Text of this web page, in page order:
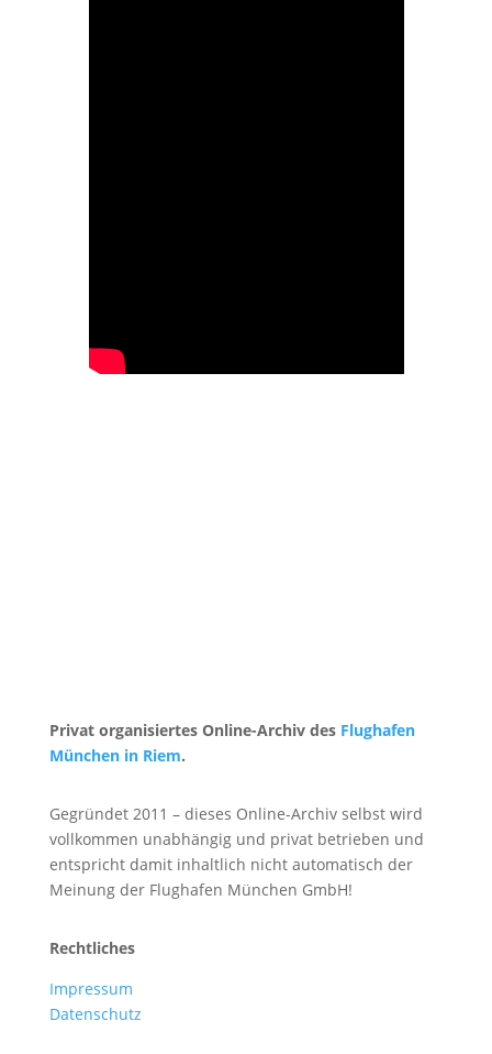
Privat organisiertes Online-Archiv des Flughafen
München in Riem.
Gegründet 2011 – dieses Online-Archiv selbst wird
vollkommen unabhängig und privat betrieben und
entspricht damit inhaltlich nicht automatisch der
Meinung der Flughafen München GmbH!
Rechtliches
Impressum
Datenschutz